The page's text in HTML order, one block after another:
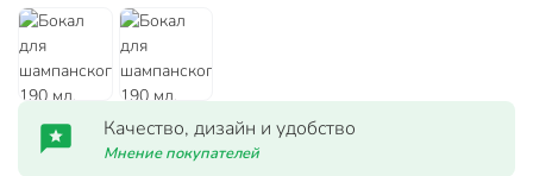
Качество, дизайн и удобство
Мнение покупателей